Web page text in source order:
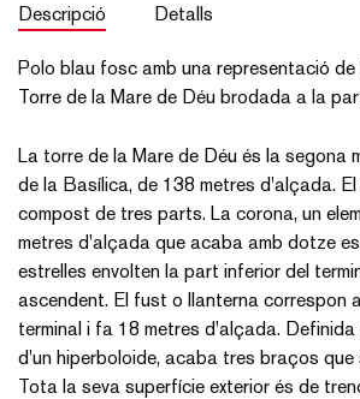
Descripció Detalls
Polo blau fosc amb una representació
Torre de la Mare de Déu brodada a la
La torre de la Mare de Déu és la segona
de la Basílica, de 138 metres d'alçada.
compost de tres parts. La corona, un
metres d'alçada que acaba amb dotze
estrelles envolten la part inferior del
ascendent. El fust o llanterna correspon
terminal i fa 18 metres d'alçada.
d'un hiperboloide, acaba tres braços que
Tota la seva superfície exterior és de